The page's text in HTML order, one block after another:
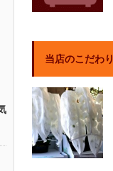
当店のこだわり